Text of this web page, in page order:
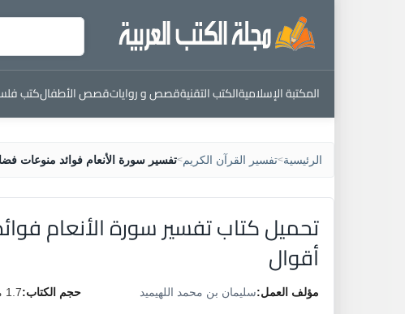
المكتبة الإسلاميةالكتب التقنيةقصص و رواياتقصص الأطفالكتب
الرئيسية>تفسير القرآن الكريم>تفسير سورة الأنعام فوائد منوعات
تحميل كتاب تفسير سورة الأنعام
أقوال
مؤلف العمل:سليمان بن محمد اللهيميد حجم الكتاب:1.7 ميغا بايت